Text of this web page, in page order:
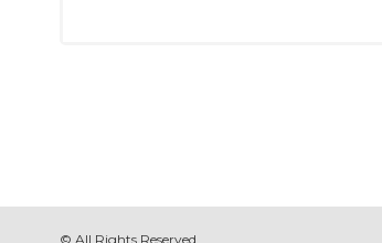
© All Rights Reserved.